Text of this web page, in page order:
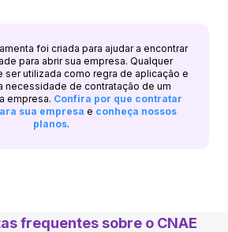
foi criada para ajudar a encontrar
para abrir sua empresa. Qualquer
ser utilizada como regra de aplicação e
necessidade de contratação de um
empresa. Confira por que contratar
sua empresa e conheça nossos
planos.
frequentes sobre o CNAE